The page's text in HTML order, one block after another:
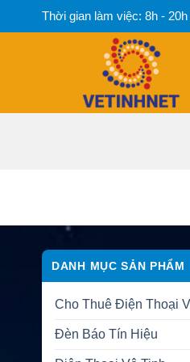
Thời gian làm việc: 8h -
DANH MỤC SẢN PHẨM
Cho Thuê Điện Thoại
Đèn Báo Tín Hiệu